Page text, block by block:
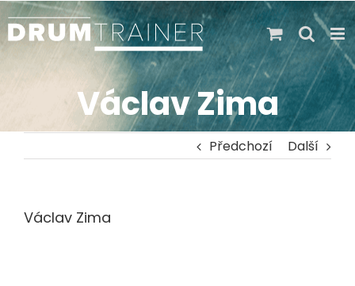
Skip
to
content
Václav Zima
Předchozí Další
Václav Zima